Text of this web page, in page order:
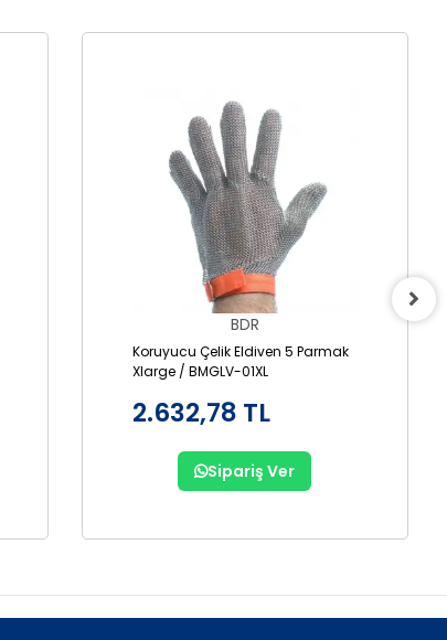
BDR
Koruyucu Çelik Eldiven 5 Parmak
Xlarge / BMGLV-01XL
2.632,78 TL
Sipariş Ver